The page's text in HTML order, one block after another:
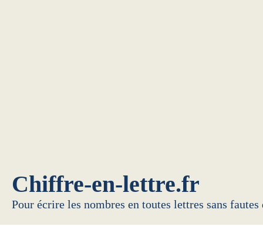
Chiffre-en-lettre.fr
Pour écrire les nombres en toutes lettres sans